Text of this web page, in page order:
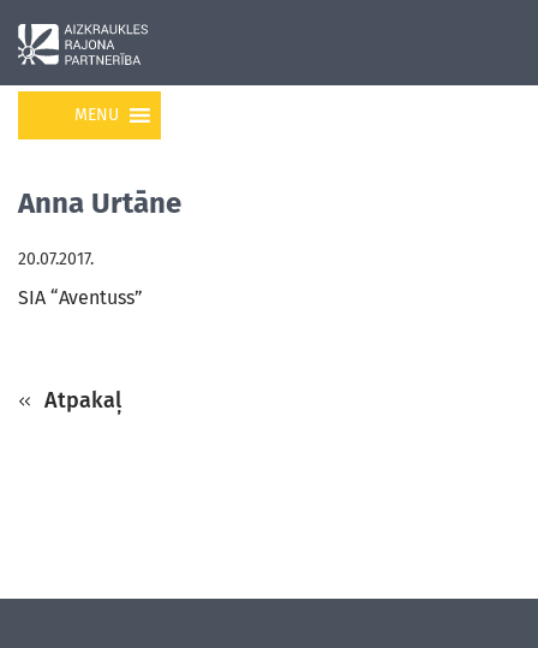
MENU
Anna Urtāne
20.07.2017.
SIA “Aventuss”
Atpakaļ